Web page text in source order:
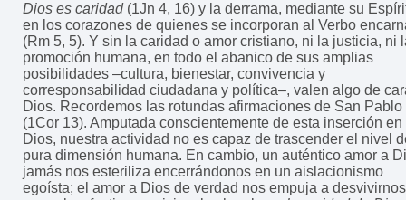
Dios es caridad(1Jn 4, 16) y la derrama, mediante su
en los corazones de quienes se incorporan al Verbo
(Rm 5, 5). Y sin la caridad o amor cristiano, ni la justicia, ni
promoción humana, en todo el abanico de sus amplias
posibilidades –cultura, bienestar, convivencia y
corresponsabilidad ciudadana y política–, valen algo de
Dios. Recordemos las rotundas afirmaciones de San Pablo
(1Cor 13). Amputada conscientemente de esta inserción en
Dios, nuestra actividad no es capaz de trascender el nivel
pura dimensión humana. En cambio, un auténtico amor a
jamás nos esteriliza encerrándonos en un aislacionismo
egoísta; el amor a Dios de verdad nos empuja a